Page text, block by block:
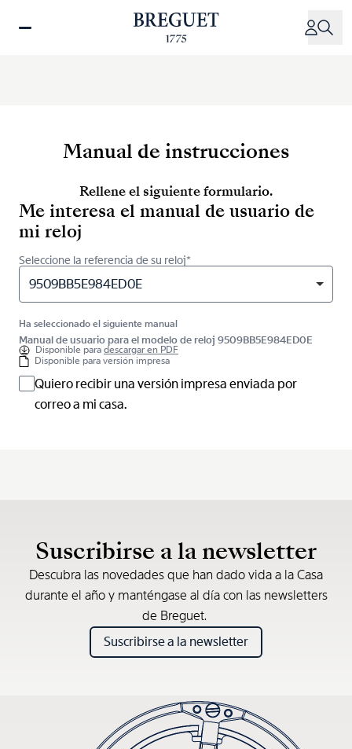
Manual de instrucciones
Rellene el siguiente formulario.
Me interesa el manual de usuario de
mi reloj
Seleccione la referencia de su reloj*
9509BB5E984ED0E
Ha seleccionado el siguiente manual
Manual de usuario para el modelo de reloj 9509BB5E984ED0E
Disponible paradescargar en PDF
Disponible para versión impresa
Quiero recibir una versión impresa enviada por
correo a mi casa.
Suscribirse a la newsletter
Descubra las novedades que han dado vida a la Casa
durante el año y manténgase al día con las newsletters
de Breguet.
Suscribirse a la newsletter